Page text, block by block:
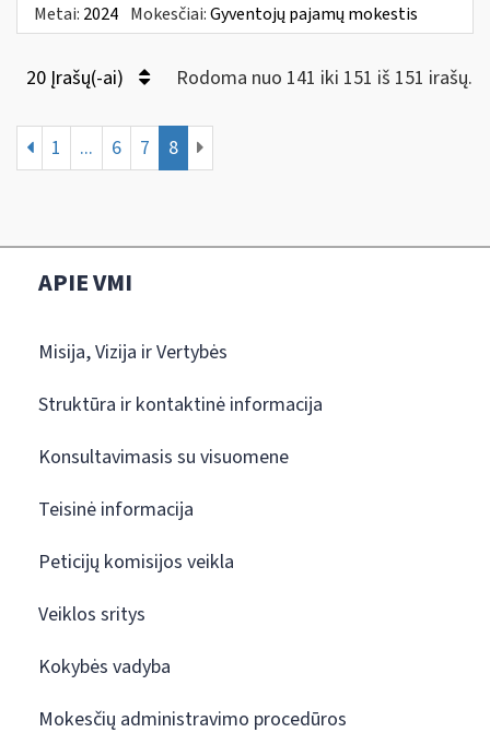
Metai: 2024 Mokesčiai:Gyventojų pajamų mokestis
20 Įrašų(-ai) Rodoma nuo 141 iki 151 iš 151 irašų.
1 ... 6 7 8
APIE VMI
Misija, Vizija ir Vertybės
Struktūra ir kontaktinė informacija
Konsultavimasis su visuomene
Teisinė informacija
Peticijų komisijos veikla
Veiklos sritys
Kokybės vadyba
Mokesčių administravimo procedūros